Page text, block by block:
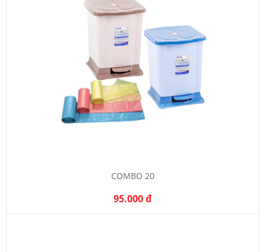
COMBO 20
95.000 đ